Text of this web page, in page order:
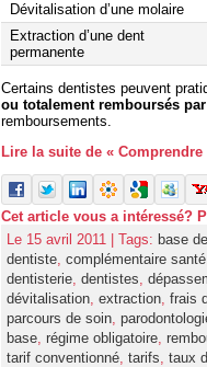
Dévitalisation d’une molaire
Extraction d’une dent
permanente
Certains dentistes peuvent
ou totalement remboursés
remboursements.
Lire la suite de «
Cet article vous a intéressé?
Le 15 avril 2011 | Tags: base
dentiste complémentaire santé
dentisterie dentistes
dévitalisation extraction frais
parcours de soin
base régime obligatoire
tarif conventionné tarifs taux